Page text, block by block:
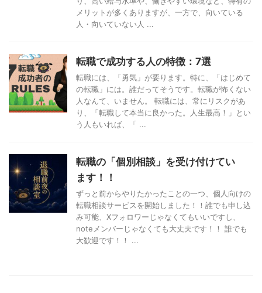
メリットが多くありますが、一方で、向いている
人・向いていない人 ...
転職で成功する人の特徴：7選
転職には、「勇気」が要ります。特に、「はじめて
の転職」には。誰だってそうです。転職が怖くない
人なんて、いません。 転職には、常にリスクがあ
り、「転職して本当に良かった。人生最高！」とい
う人もいれば、「 ...
転職の「個別相談」を受け付けてい
ます！！
ずっと前からやりたかったことの一つ、個人向けの
転職相談サービスを開始しました！！誰でも申し込
み可能、Xフォロワーじゃなくてもいいですし、
noteメンバーじゃなくても大丈夫です！！ 誰でも
大歓迎です！！ ...